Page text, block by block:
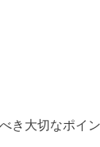
き大切なポイン